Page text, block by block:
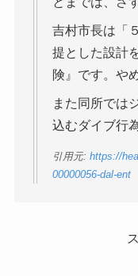
吉村市長は「
提とした設計
険』です。や
また同所では
込むダイブ行
引用元: https://
00000056-dal-ent